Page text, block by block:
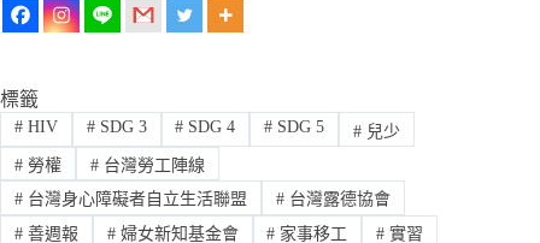
標籤
#HIV #SDG 3 # SDG 4 # SDG 5 # 兒少
#勞權 #台灣勞工陣線
#台灣身心障礙者自立生活聯盟 #台灣露德協會
#善週報 #婦女新知基金會 # 家事移工 # 實習